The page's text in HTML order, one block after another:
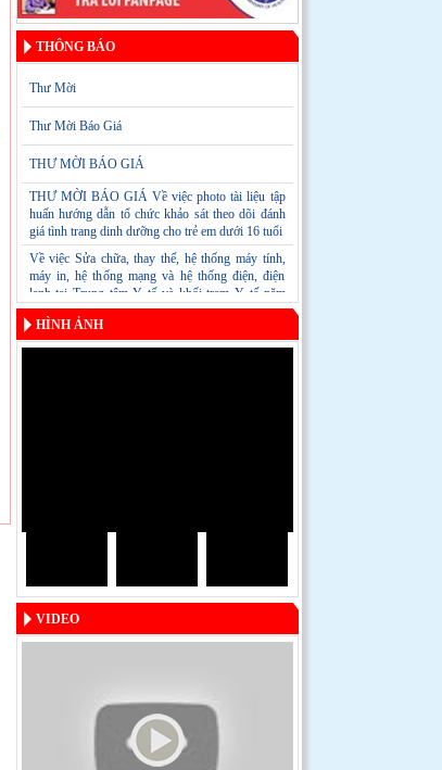
THÔNG BÁO
Thư Mời
Thư Mời Báo Giá
THƯ MỜI BÁO GIÁ
THƯ MỜI BÁO GIÁ Về việc photo tài liệu tập
huấn hướng dẫn tổ chức khảo sát theo dõi đánh
giá tình trang dinh dưỡng cho trẻ em dưới 16 tuổi
Về việc Sửa chữa, thay thế, hệ thống máy tính,
máy in, hệ thống mạng và hệ thống điện, điện
lạnh tại Trung tâm Y tế và khối trạm Y tế năm
2024
HÌNH ẢNH
VIDEO